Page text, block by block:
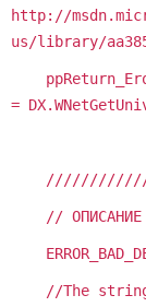
http://
us/library/
=
// ОПИСАНИЕ
//The string